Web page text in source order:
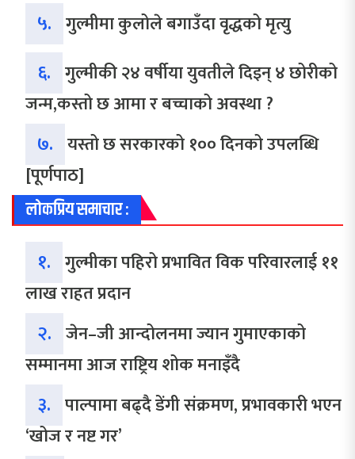
५. गुल्मीमा कुलोले बगाउँदा वृद्धको मृत्यु
६. गुल्मीकी २४ वर्षीया युवतीले दिइन् ४ छोरीको
जन्म,कस्तो छ आमा र बच्चाको अवस्था ?
७. यस्तो छ सरकारको १०० दिनको उपलब्धि
[पूर्णपाठ]
लोकप्रिय समाचार :
१. गुल्मीका पहिरो प्रभावित विक परिवारलाई ११
लाख राहत प्रदान
२. जेन–जी आन्दोलनमा ज्यान गुमाएकाको
सम्मानमा आज राष्ट्रिय शोक मनाइँदै
३. पाल्पामा बढ्दै डेंगी संक्रमण, प्रभावकारी भएन
‘खोज र नष्ट गर’